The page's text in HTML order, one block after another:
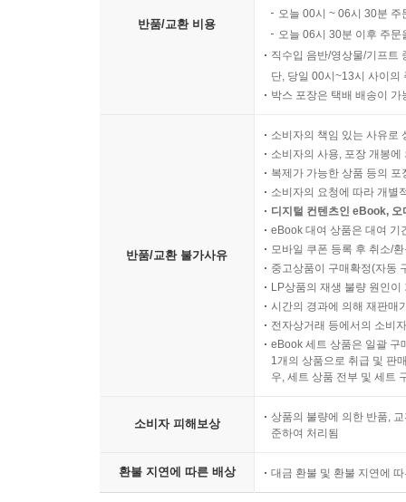
반품/교환 비용
오늘 00시 ~ 06시 30분
오늘 06시 30분 이후 주
직수입 음반/영상물/기프트
단, 당일 00시~13시 사이의
박스 포장은 택배 배송이
반품/교환 불가사유
소비자의 책임 있는 사유로
소비자의 사용, 포장 개봉
복제가 가능한 상품 등의
소비자의 요청에 따라 개별
디지털 컨텐츠인 eBook,
eBook 대여 상품은 대여 기
모바일 쿠폰 등록 후 취소/
중고상품이 구매확정(자동
LP상품의 재생 불량 원인
시간의 경과에 의해 재판매
전자상거래 등에서의 소비
eBook 세트 상품은 일괄 구
1개의 상품으로 취급 및 판
우, 세트 상품 전부 및 세트
소비자 피해보상
상품의 불량에 의한 반품,
준하여 처리됨
환불 지연에 따른 배상 대금 환불 및 환불 지연에